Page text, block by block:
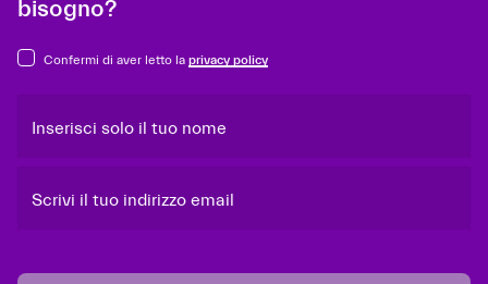
bisogno?
Confermi di aver letto la privacy policy
Inserisci solo il tuo nome
Scrivi il tuo indirizzo email